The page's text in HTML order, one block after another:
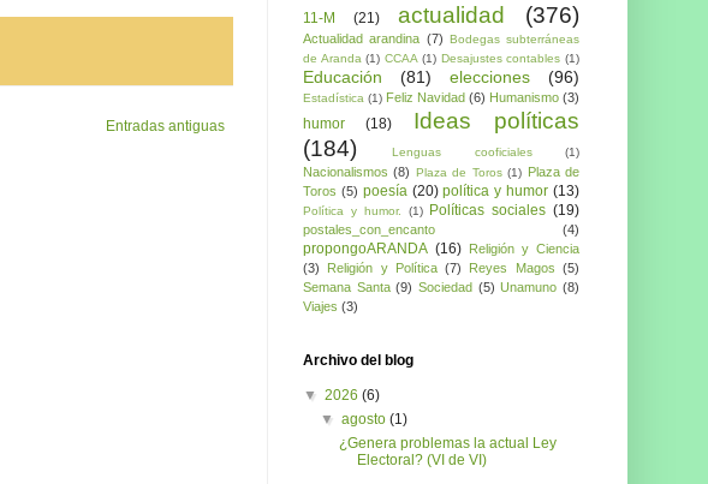
Entradas antiguas
11-M (21) actualidad (376)
Actualidad arandina (7) Bodegas subterráneas
de Aranda (1) CCAA (1) Desajustes contables (1)
Educación (81) elecciones (96)
Estadística (1) Feliz Navidad (6) Humanismo (3)
humor (18)
Ideas políticas
(184)
Lenguas cooficiales (1)
Nacionalismos (8) Plaza de Toros (1) Plaza de
Toros (5) poesía (20) política y humor (13)
Política y humor. (1) Políticas sociales (19)
postales_con_encanto (4)
propongoARANDA (16) Religión y Ciencia
(3)
Religión y Política (7) Reyes Magos (5)
Semana Santa (9) Sociedad (5) Unamuno (8)
Viajes (3)
Archivo del blog
▼ 2026 (6)
▼agosto(1)
¿Genera problemas la actual Ley
Electoral? (VI de VI)